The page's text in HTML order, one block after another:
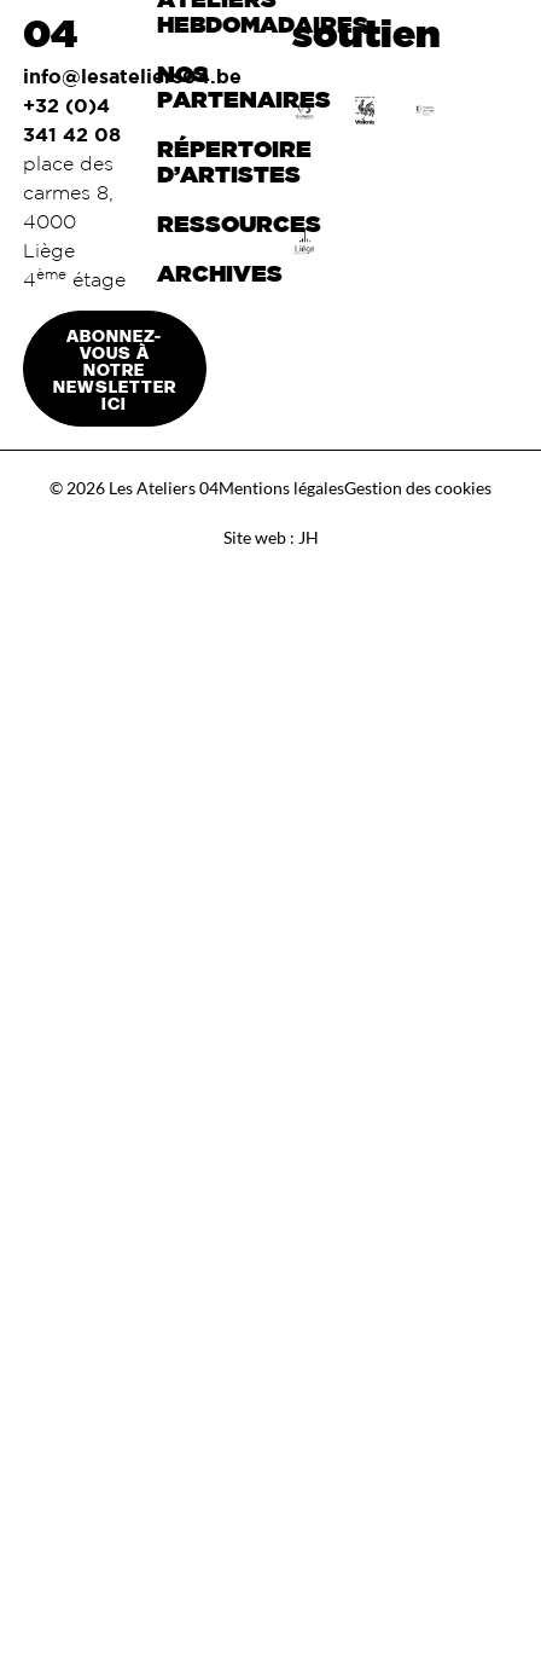
04
info@lesateliers04.be
+32 (0)4
341 42 08
place des
carmes 8,
4000
Liège
4èmeétage
ABONNEZ-
VOUS À
NOTRE
NEWSLETTER
ICI
HEBDOMADAIRES
NOS
PARTENAIRES
RÉPERTOIRE
D’ARTISTES
RESSOURCES
ARCHIVES
soutien
© 2026 Les Ateliers 04Mentions légalesGestion des cookies
Site web : JH